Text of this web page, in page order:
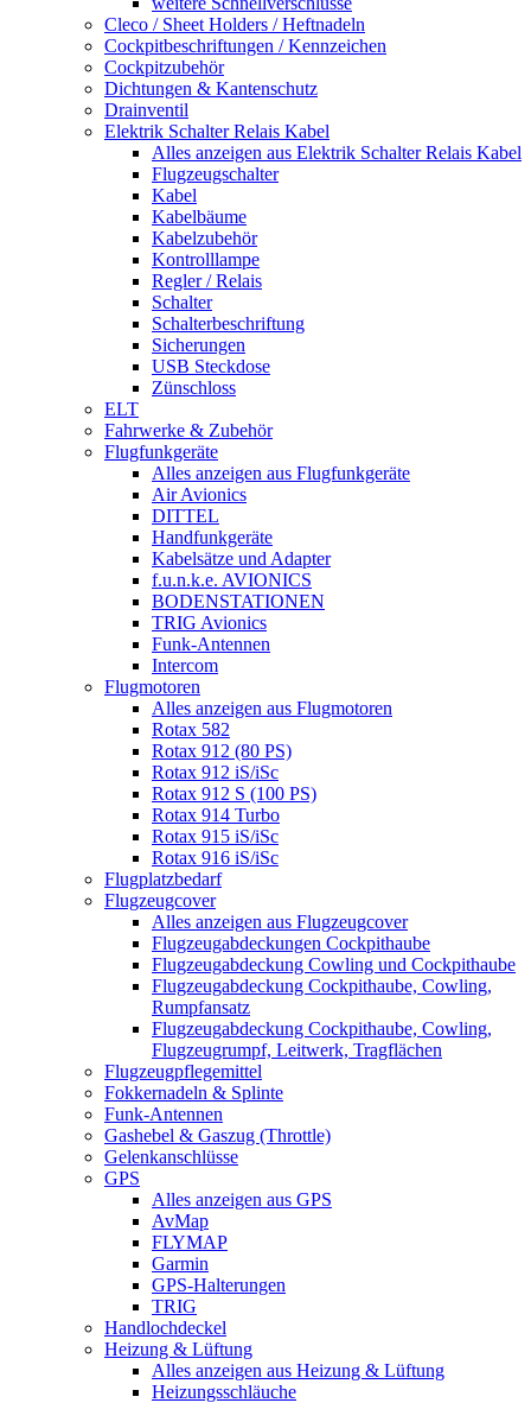
Cleco / Sheet Holders / Heftnadeln
Cockpitbeschriftungen / Kennzeichen
Cockpitzubehör
Dichtungen & Kantenschutz
Drainventil
Elektrik Schalter Relais Kabel
Alles anzeigen aus Elektrik Schalter Relais Kabel
Flugzeugschalter
Kabel
Kabelbäume
Kabelzubehör
Kontrolllampe
Regler / Relais
Schalter
Schalterbeschriftung
Sicherungen
USB Steckdose
Zünschloss
ELT
Fahrwerke & Zubehör
Flugfunkgeräte
Alles anzeigen aus Flugfunkgeräte
Air Avionics
DITTEL
Handfunkgeräte
Kabelsätze und Adapter
f.u.n.k.e. AVIONICS
BODENSTATIONEN
TRIG Avionics
Funk-Antennen
Intercom
Flugmotoren
Alles anzeigen aus Flugmotoren
Rotax 582
Rotax 912 (80 PS)
Rotax 912 iS/iSc
Rotax 912 S (100 PS)
Rotax 914 Turbo
Rotax 915 iS/iSc
Rotax 916 iS/iSc
Flugplatzbedarf
Flugzeugcover
Alles anzeigen aus Flugzeugcover
Flugzeugabdeckungen Cockpithaube
Flugzeugabdeckung Cowling und Cockpithaube
Flugzeugabdeckung Cockpithaube, Cowling,
Rumpfansatz
Flugzeugabdeckung Cockpithaube, Cowling,
Flugzeugrumpf, Leitwerk, Tragflächen
Flugzeugpflegemittel
Fokkernadeln & Splinte
Funk-Antennen
Gashebel & Gaszug (Throttle)
Gelenkanschlüsse
GPS
Alles anzeigen aus GPS
AvMap
FLYMAP
Garmin
GPS-Halterungen
TRIG
Handlochdeckel
Heizung & Lüftung
Alles anzeigen aus Heizung & Lüftung
Heizungsschläuche